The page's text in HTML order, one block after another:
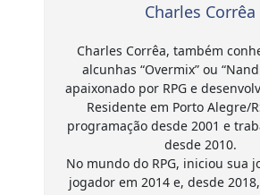
Charles Corrêa
Charles Corrêa, também
alcunhas “Overmix” ou
apaixonado por RPG e
Residente em Porto Alegre/
programação desde 2001 e
desde 2010.
No mundo do RPG, iniciou sua
jogador em 2014 e, desde